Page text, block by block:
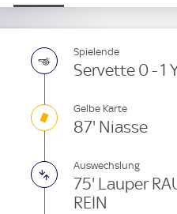
t
Spielende
Servette 0 - 1
Gelbe Karte
87' Niasse
Auswechslung
75' Lauper
REIN